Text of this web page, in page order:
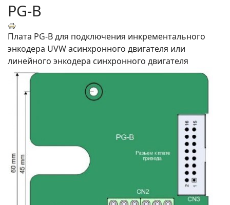
PG-B
Плата PG-B для подключения инкрементального
энкодера UVW асинхронного двигателя или
линейного энкодера синхронного двигателя